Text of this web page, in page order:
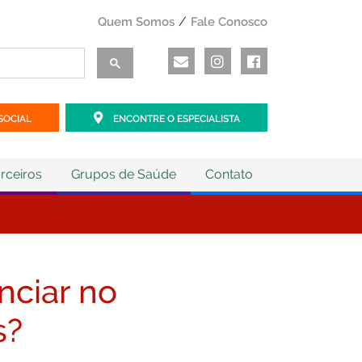
Quem Somos Fale Conosco
ENCONTRE O ESPECIALISTA
Grupos de Saúde Contato
no